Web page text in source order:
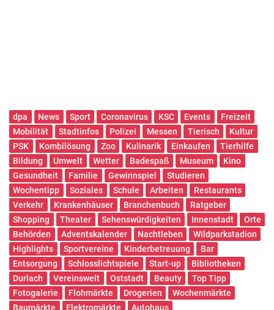
dpa News Sport Coronavirus KSC Events
Freizeit
Mobilität
Stadtinfos Polizei Messen Tierisch
Kultur
PSK
Kombilösung Zoo Kulinarik Einkaufen
Tierhilfe
Bildung
Umwelt Wetter Badespaß Museum
Kino
Gesundheit
Familie Gewinnspiel
Studieren
Wochentipp
Soziales Schule Arbeiten
Restaurants
Verkehr
Krankenhäuser Branchenbuch
Ratgeber
Shopping
Theater Sehenswürdigkeiten Innenstadt
Orte
Behörden
Adventskalender Nachtleben
Wildparkstadion
Highlights
Sportvereine Kinderbetreuung
Bar
Entsorgung
Schlosslichtspiele Start-up
Bibliotheken
Durlach
Vereinswelt Oststadt Beauty
Top Tipp
Fotogalerie
Flohmärkte Drogerien
Wochenmärkte
Baumärkte
Elektromärkte Autohaus